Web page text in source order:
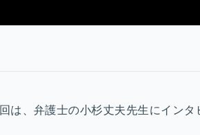
は、弁護士の小杉丈夫先生にインタ